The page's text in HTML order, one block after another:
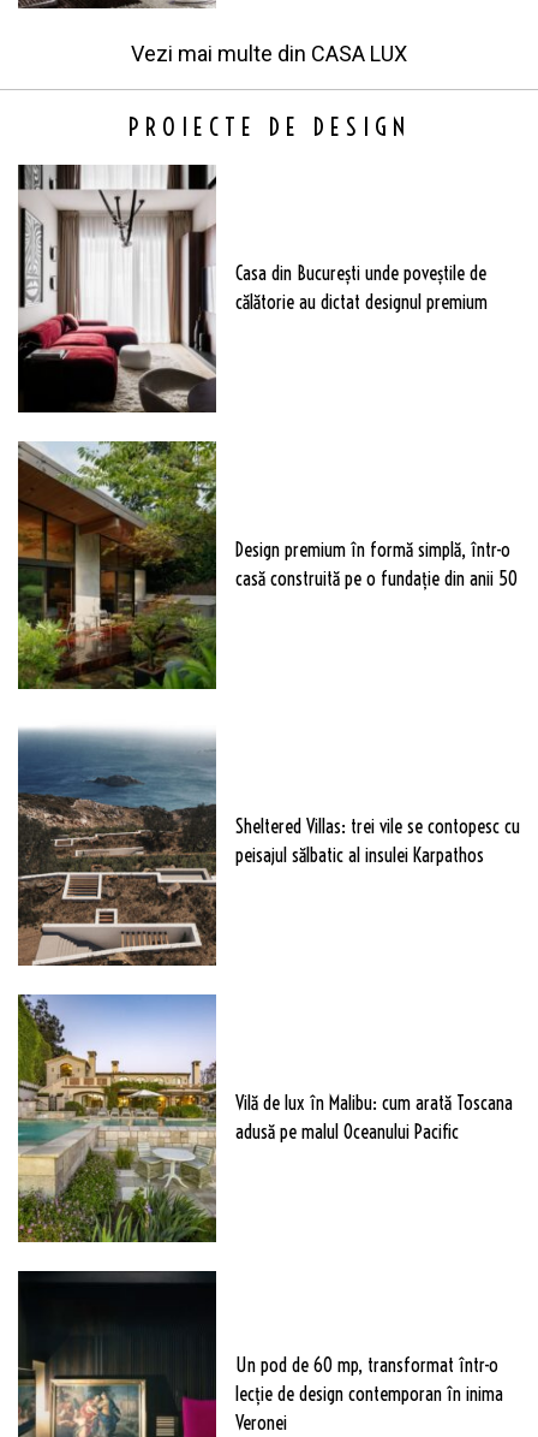
Vezi mai multe din CASA LUX
PROIECTE DE DESIGN
Casa din București unde poveștile de
călătorie au dictat designul premium
Design premium în formă simplă, într-o
casă construită pe o fundație din anii 50
Sheltered Villas: trei vile se contopesc cu
peisajul sălbatic al insulei Karpathos
Vilă de lux în Malibu: cum arată Toscana
adusă pe malul Oceanului Pacific
Un pod de 60 mp, transformat într-o
lecție de design contemporan în inima
Veronei